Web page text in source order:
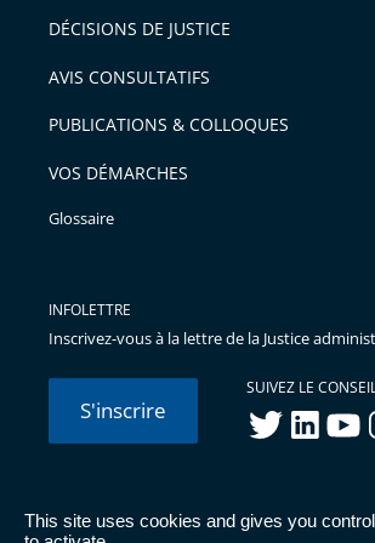
This site uses cookies and gives you
après
pour
avant
DÉCISIONS DE JUSTICE
AVIS CONSULTATIFS
PUBLICATIONS & COLLOQUES
VOS DÉMARCHES
Glossaire
INFOLETTRE
Inscrivez-vous à la lettre de la Justice
S'inscrire
SUIVEZ LE
twitterlinkedIn
© Conseil d'État 2026 - Mentions légales